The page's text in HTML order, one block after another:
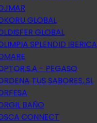
GLOBAL
GLOBAL
SPLENDID IBERICA
- PEGASO
TUS SABORES, SL
BAÑO
CONNECT